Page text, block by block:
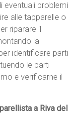
eventuali problemi
alle tapparelle o
riparare il
la
identificare parti
le parti
e verificarne il
a Riva del